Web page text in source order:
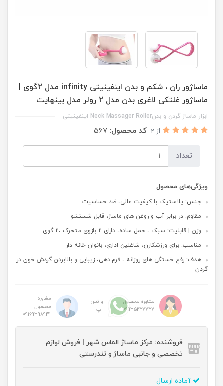
ماساژور ران ، شکم و بدن اینفینیتی infinity مدل 2گوی |
ماساژور غلتکی لاغری بدن مدل 2 رولر مدل بینهایت
ابزار ماساژ گردن و بدنNeck Massager Roller اینفینیتی
از 2 کد محصول: 567
تعداد
ویژگی‌های محصول
جنس: پلاستیک با کیفیت عالی، ضد حساسیت
مقاوم: در برابر آب و روغن های ماساژ، قابل شستشو
وزن | قابلیت: سبک ، حمل ساده، دارای 2 بازوی متحرک ،2 گوی
مناسب: برای ورزشکارن، شاغلین اداری، بانوان خانه دار
هدف: رفع خستگی های روزانه ، فرم دهی، زیبایی و بالابردن گردش خون در
گردن
مشاوره محصول
09935247747
واتس
اپ
مشاوره
محصول
09169398931
فروشنده: مرکز ماساژ الماس شهر | فروش لوازم
تخصصی و جانبی ماساژ و تندرستی
آماده ارسال